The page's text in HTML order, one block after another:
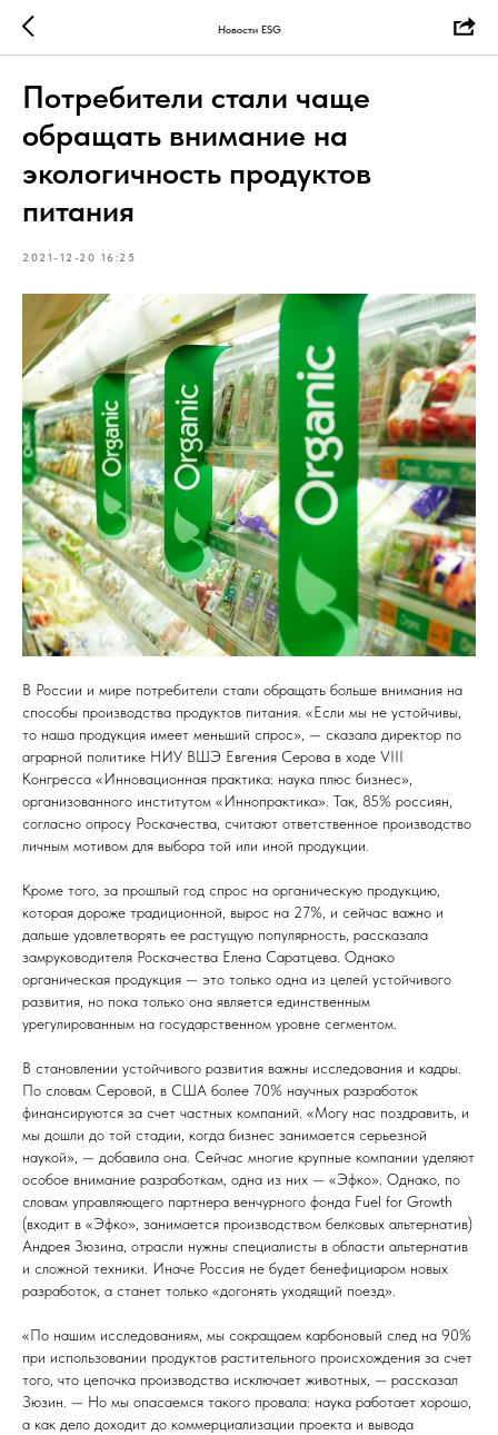
Новости ESG
Потребители стали чаще
обращать внимание на
экологичность продуктов
питания
2021-12-20 16:25
В России и мире потребители стали обращать больше внимания на
способы производства продуктов питания. «Если мы не устойчивы,
то наша продукция имеет меньший спрос», — сказала директор по
аграрной политике НИУ ВШЭ Евгения Серова в ходе VIII
Конгресса «Инновационная практика: наука плюс бизнес»,
организованного институтом «Иннопрактика». Так, 85% россиян,
согласно опросу Роскачества, считают ответственное производство
личным мотивом для выбора той или иной продукции.
Кроме того, за прошлый год спрос на органическую продукцию,
которая дороже традиционной, вырос на 27%, и сейчас важно и
дальше удовлетворять ее растущую популярность, рассказала
замруководителя Роскачества Елена Саратцева. Однако
органическая продукция — это только одна из целей устойчивого
развития, но пока только она является единственным
урегулированным на государственном уровне сегментом.
В становлении устойчивого развития важны исследования и кадры.
По словам Серовой, в США более 70% научных разработок
финансируются за счет частных компаний. «Могу нас поздравить, и
мы дошли до той стадии, когда бизнес занимается серьезной
наукой», — добавила она. Сейчас многие крупные компании уделяют
особое внимание разработкам, одна из них — «Эфко». Однако, по
словам управляющего партнера венчурного фонда Fuel for Growth
(входит в «Эфко», занимается производством белковых альтернатив)
Андрея Зюзина, отрасли нужны специалисты в области альтернатив
и сложной техники. Иначе Россия не будет бенефициаром новых
разработок, а станет только «догонять уходящий поезд».
«По нашим исследованиям, мы сокращаем карбоновый след на 90%
при использовании продуктов растительного происхождения за счет
того, что цепочка производства исключает животных, — рассказал
Зюзин. — Но мы опасаемся такого провала: наука работает хорошо,
а как дело доходит до коммерциализации проекта и вывода